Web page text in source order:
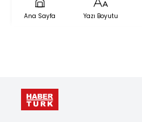
Ana Sayfa Yazı Boyutu